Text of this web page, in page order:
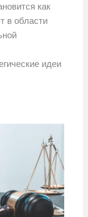
как
в области
идеи